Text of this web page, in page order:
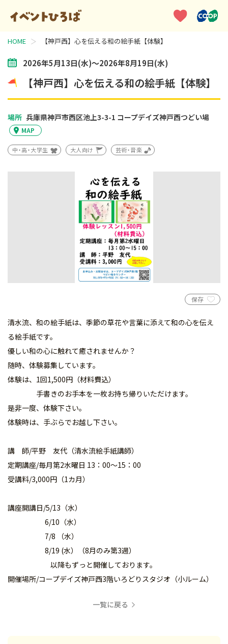
HOME 【神戸西】心を伝える和の絵手紙【体験】
2026年5月13日(水)～2026年8月19日(水)
【神戸西】心を伝える和の絵手紙【体験】
場所 兵庫県神戸市西区池上3-3-1 コープデイズ神戸西つどい場
MAP
中・高・大学生 大人向け 芸術・音楽
保存
清水流、和の絵手紙は、季節の草花や言葉に添えて和の心を伝え
る絵手紙です。
優しい和の心に触れて癒されませんか？
随時、体験募集しています。
体験は、1回1,500円（材料費込）
手書きのお手本を一枚お持ち帰りいただけます。
是非一度、体験下さい。
体験時は、手ぶらでお越し下さい。
講 師/平野 友代（清水流絵手紙講師）
定期講座/毎月第2水曜日 13：00～15：00
受講料/3,000円（1カ月）
講座開講日/5/13（水）
6/10（水）
7/8 （水）
8/19 (水）（8月のみ第3週）
以降もずっと開催しております。
開催場所/コープデイズ神戸西3階いろどりスタジオ（小ルーム）
一覧に戻る